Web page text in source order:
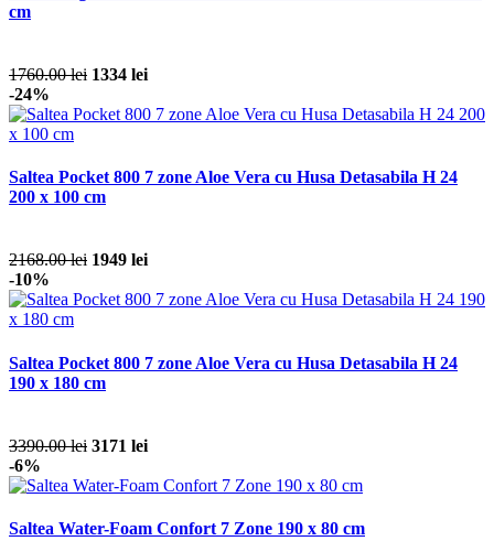
cm
1760.00 lei 1334 lei
-24%
Saltea Pocket 800 7 zone Aloe Vera cu Husa Detasabila H 24
200 x 100 cm
2168.00 lei 1949 lei
-10%
Saltea Pocket 800 7 zone Aloe Vera cu Husa Detasabila H 24
190 x 180 cm
3390.00 lei 3171 lei
-6%
Saltea Water-Foam Confort 7 Zone 190 x 80 cm